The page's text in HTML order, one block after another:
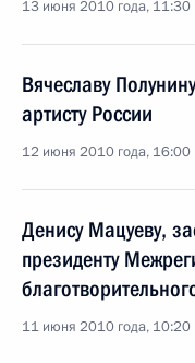
13 июня 2010 года, 11:30
Вячеславу
артисту России
12 июня 2010 года, 16:00
Денису Мацуеву,
президенту
11 июня 2010 года, 10:20